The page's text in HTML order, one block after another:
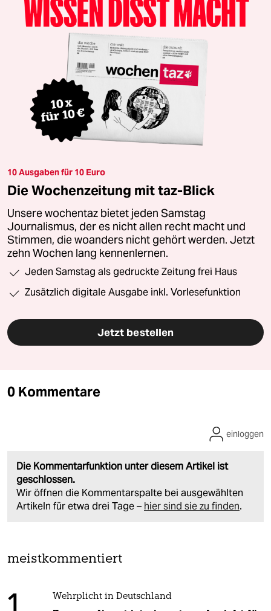
10 Ausgaben für 10 Euro
Die Wochenzeitung mit taz-Blick
Unsere wochentaz bietet jeden Samstag
Journalismus, der es nicht allen recht macht und
Stimmen, die woanders nicht gehört werden. Jetzt
zehn Wochen lang kennenlernen.
Jeden Samstag als gedruckte Zeitung frei Haus
Zusätzlich digitale Ausgabe inkl. Vorlesefunktion
Jetzt bestellen
0 Kommentare
Die Kommentarfunktion unter diesem Artikel ist
geschlossen.
Wir öffnen die Kommentarspalte bei ausgewählten
Artikeln für etwa drei Tage – hier sind sie zu finden.
einloggen
meistkommentiert
Wehrplicht in Deutschland